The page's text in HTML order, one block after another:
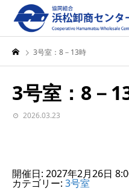
3号室：8－13時
3号室：8－
2026.03.23
開催日: 2027年2月26日
カテゴリー: 3号室